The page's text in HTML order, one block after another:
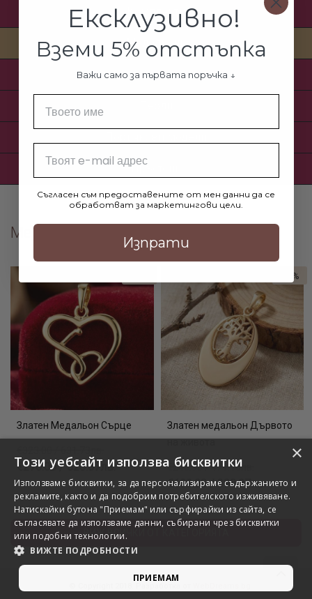
Комплекти
Медальони
Обеци
Пръстени
Медальони
Златен Медальон Сърце
€270.00 / 528.07лв.
Златен медальон Дървото
на живота
€240.90 / 471.16лв.
€199.90 / 390.97лв.
-17%
ВИЖ ВСИЧКИ ОТ КАТЕГОРИЯТА
Ексклузивно!
Вземи 5% отстъпка
Важи само за първата поръчка ↓
Съгласен съм предоставените от мен данни да се
обработват за маркетингови цели.
Изпрати
×
Този уебсайт използва бисквитки
Използваме бисквитки, за да персонализираме съдържанието и
рекламите, както и да подобрим потребителското изживяване.
Натискайки бутона "Приемам" или сърфирайки из сайта, се
съгласявате да използваме данни, събирани чрез бисквитки
или подобни технологии.
ВИЖТЕ ПОДРОБНОСТИ
ПРИЕМАМ